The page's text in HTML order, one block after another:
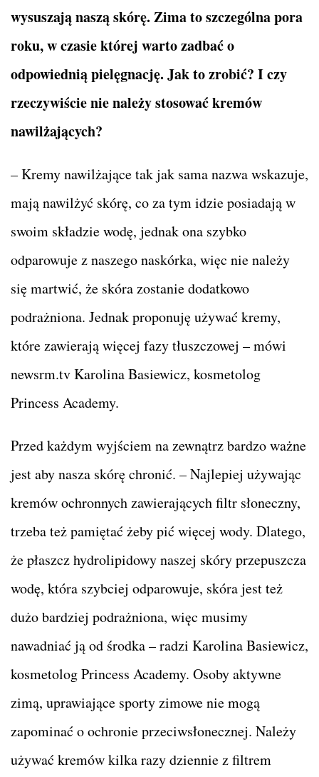
wysuszają naszą skórę. Zima to szczególna pora
roku, w czasie której warto zadbać o
odpowiednią pielęgnację. Jak to zrobić? I czy
rzeczywiście nie należy stosować kremów
nawilżających?
– Kremy nawilżające tak jak sama nazwa wskazuje,
mają nawilżyć skórę, co za tym idzie posiadają w
swoim składzie wodę, jednak ona szybko
odparowuje z naszego naskórka, więc nie należy
się martwić, że skóra zostanie dodatkowo
podrażniona. Jednak proponuję używać kremy,
które zawierają więcej fazy tłuszczowej – mówi
newsrm.tv Karolina Basiewicz, kosmetolog
Princess Academy.
Przed każdym wyjściem na zewnątrz bardzo ważne
jest aby nasza skórę chronić. – Najlepiej używając
kremów ochronnych zawierających filtr słoneczny,
trzeba też pamiętać żeby pić więcej wody. Dlatego,
że płaszcz hydrolipidowy naszej skóry przepuszcza
wodę, która szybciej odparowuje, skóra jest też
dużo bardziej podrażniona, więc musimy
nawadniać ją od środka – radzi Karolina Basiewicz,
kosmetolog Princess Academy. Osoby aktywne
zimą, uprawiające sporty zimowe nie mogą
zapominać o ochronie przeciwsłonecznej. Należy
używać kremów kilka razy dziennie z filtrem